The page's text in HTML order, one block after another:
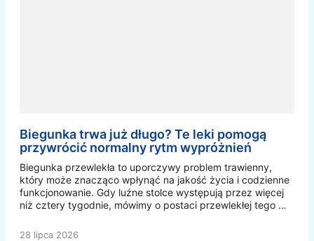
Biegunka trwa już długo? Te leki pomogą
przywrócić normalny rytm wypróżnień
Biegunka przewlekła to uporczywy problem trawienny,
który może znacząco wpłynąć na jakość życia i codzienne
funkcjonowanie. Gdy luźne stolce występują przez więcej
niż cztery tygodnie, mówimy o postaci przewlekłej tego …
28 lipca 2026